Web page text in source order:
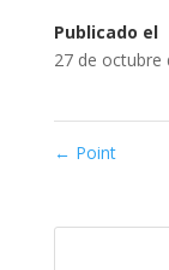
Publicado el
27 de octubre
← Point